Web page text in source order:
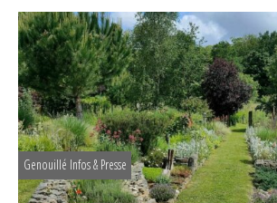
Genouillé Infos & Presse